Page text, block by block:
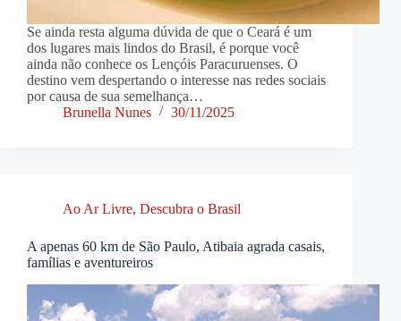
Se ainda resta alguma dúvida de que o Ceará é um
dos lugares mais lindos do Brasil, é porque você
ainda não conhece os Lençóis Paracuruenses. O
destino vem despertando o interesse nas redes sociais
por causa de sua semelhança…
Brunella Nunes
30/11/2025
Ao Ar Livre, Descubra o Brasil
A apenas 60 km de São Paulo, Atibaia agrada casais,
famílias e aventureiros